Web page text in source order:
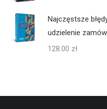
Najczęstsze
udzielenie
128.00 zł